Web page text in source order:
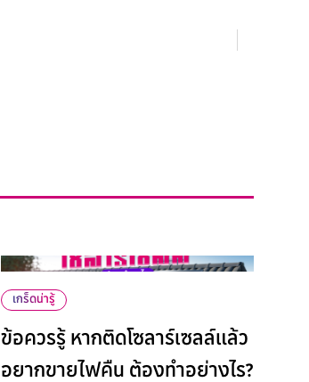
เกร็ดน่ารู้
ข้อควรรู้ หากติดโซลาร์เซลล์แล้ว
อยากขายไฟคืน ต้องทำอย่างไร?